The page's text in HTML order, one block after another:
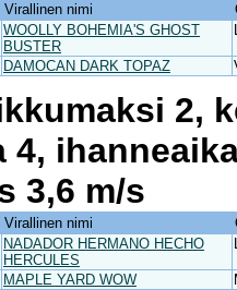
Virallinen nimi
WOOLLY BOHEMIA'S GHOST
BUSTER
DAMOCAN DARK TOPAZ
2,
3,6 m/s
Virallinen nimi
NADADOR HERMANO HECHO
HERCULES
MAPLE YARD WOW